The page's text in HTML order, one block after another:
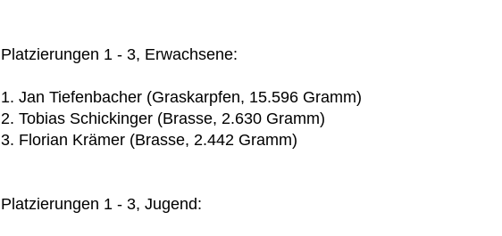
Platzierungen 1 - 3, Erwachsene:
1. Jan Tiefenbacher (Graskarpfen, 15.596 Gramm)
2. Tobias Schickinger (Brasse, 2.630 Gramm)
3. Florian Krämer (Brasse, 2.442 Gramm)
Platzierungen 1 - 3, Jugend: